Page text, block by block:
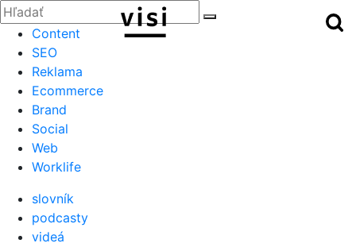
Zatvoriť
Hľadať:
Menu
Content
SEO
Reklama
Ecommerce
Brand
Social
Web
Worklife
slovník
podcasty
videá